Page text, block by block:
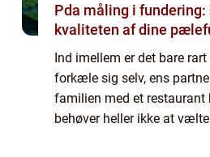
Pda måling i fundering:
kvaliteten af dine
Ind imellem er det bare
forkæle sig selv, ens
familien med et restaurant
behøver heller ikke at